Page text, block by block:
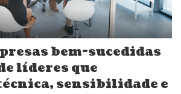
bem-sucedidas
líderes que
sensibilidade e